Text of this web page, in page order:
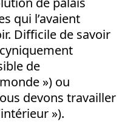
qui l’avaient
Difficile de savoir
cyniquement
de
») ou
devons travailler
»).